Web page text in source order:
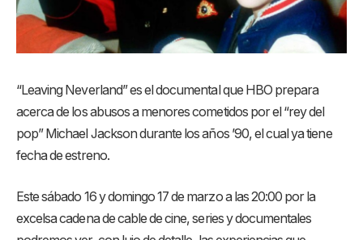
“Leaving Neverland” es el documental que HBO prepara
acerca de los abusos a menores cometidos por el “rey del
pop” Michael Jackson durante los años ’90, el cual ya tiene
fecha de estreno.
Este sábado 16 y domingo 17 de marzo a las 20:00 por la
excelsa cadena de cable de cine, series y documentales